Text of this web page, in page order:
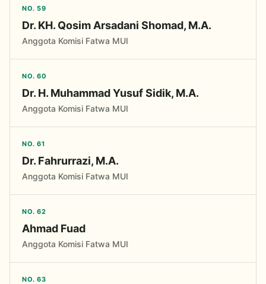
NO. 59
Dr. KH. Qosim Arsadani Shomad, M.A.
Anggota Komisi Fatwa MUI
NO. 60
Dr. H. Muhammad Yusuf Sidik, M.A.
Anggota Komisi Fatwa MUI
NO. 61
Dr. Fahrurrazi, M.A.
Anggota Komisi Fatwa MUI
NO. 62
Ahmad Fuad
Anggota Komisi Fatwa MUI
NO. 63